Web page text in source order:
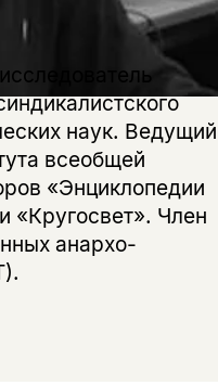
наук. Ведущий
всеобщей
«Энциклопедии
«Кругосвет». Член
анархо-
рассылку
книги